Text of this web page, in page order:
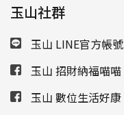
玉山社群
玉山 LINE官方帳號
玉山 招財納福喵喵
玉山 數位生活好康